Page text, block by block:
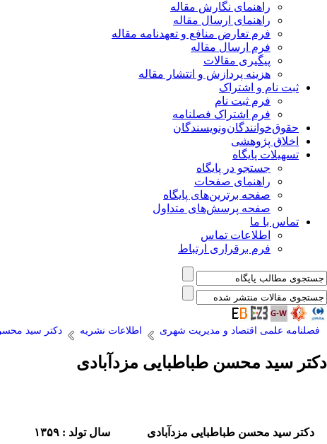
راهنمای نگارش مقاله
راهنمای ارسال مقاله
فرم تعارض منافع و تعهدنامه مقاله
فرم ارسال مقاله
پیگیری مقالات
هزینه پردازش و انتشار مقاله
ثبت نام و اشتراک
فرم ثبت نام
فرم اشتراک فصلنامه
حقوق‌خوانندگان‌و‌نویسندگان
اخلاق پژوهشی
تسهیلات پایگاه
جستجو در پایگاه
راهنمای صفحات
صفحه برترین‌های پایگاه
صفحه پرسش‌های متداول
تماس با ما
اطلاعات تماس
فرم برقراری ارتباط
فصلنامه علمی اقتصاد و مدیریت شهری اطلاعات نشریه دکتر سید
دکتر سید محسن طباطبایی مزدآبادی
دکتر سید محسن طباطبایی مزدآبادی سال تولد : ۱۳۵۹